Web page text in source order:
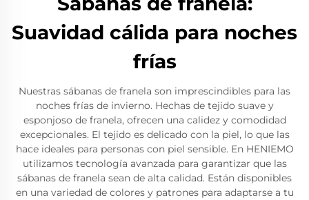
Suavidad cálida para noches
frías
Nuestras sábanas de franela son imprescindibles para las
noches frías de invierno. Hechas de tejido suave y
esponjoso de franela, ofrecen una calidez y comodidad
excepcionales. El tejido es delicado con la piel, lo que las
hace ideales para personas con piel sensible. En HENIEMO
utilizamos tecnología avanzada para garantizar que las
sábanas de franela sean de alta calidad. Están disponibles
en una variedad de colores y patrones para adaptarse a tu